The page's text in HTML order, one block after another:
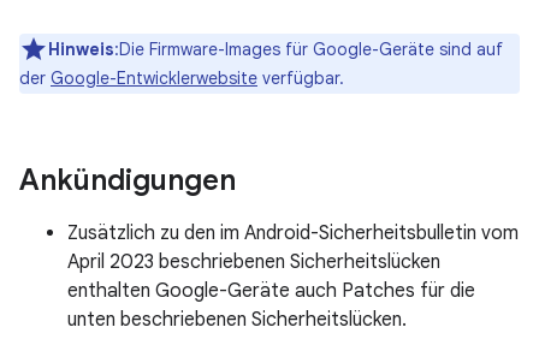
Hinweis:Die Firmware-Images für Google-Geräte sind auf
der Google-Entwicklerwebsite verfügbar.
Ankündigungen
Zusätzlich zu den im Android-Sicherheitsbulletin vom
April 2023 beschriebenen Sicherheitslücken
enthalten Google-Geräte auch Patches für die
unten beschriebenen Sicherheitslücken.